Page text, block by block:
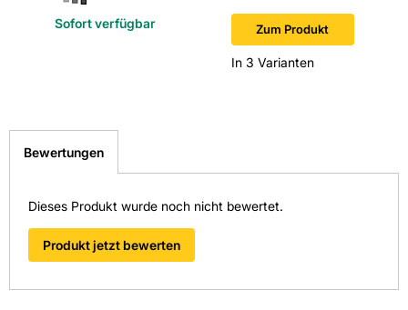
Zum Produkt
In 3 Varianten
Sofort verfügbar
Bewertungen
Dieses Produkt wurde noch nicht bewertet.
Produkt jetzt bewerten